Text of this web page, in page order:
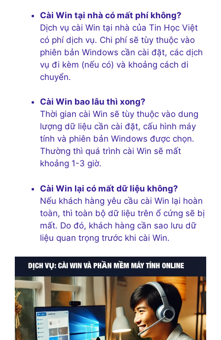
Cài Win tại nhà có mất phí không?
Dịch vụ cài Win tại nhà của Tin Học Việt
có phí dịch vụ. Chi phí sẽ tùy thuộc vào
phiên bản Windows cần cài đặt, các dịch
vụ đi kèm (nếu có) và khoảng cách di
chuyển.
Cài Win bao lâu thì xong?
Thời gian cài Win sẽ tùy thuộc vào dung
lượng dữ liệu cần cài đặt, cấu hình máy
tính và phiên bản Windows được chọn.
Thường thì quá trình cài Win sẽ mất
khoảng 1-3 giờ.
Cài Win lại có mất dữ liệu không?
Nếu khách hàng yêu cầu cài Win lại hoàn
toàn, thì toàn bộ dữ liệu trên ổ cứng sẽ bị
mất. Do đó, khách hàng cần sao lưu dữ
liệu quan trọng trước khi cài Win.